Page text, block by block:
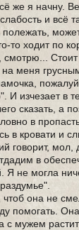
же я начну.
и всё
полежать,
то ходит по
Стоит
меня
И изчезает в
сказать, а
в
в кровати и
говорит, мол,
в
Я не могла
чтоб она не
помогать.
с мужем